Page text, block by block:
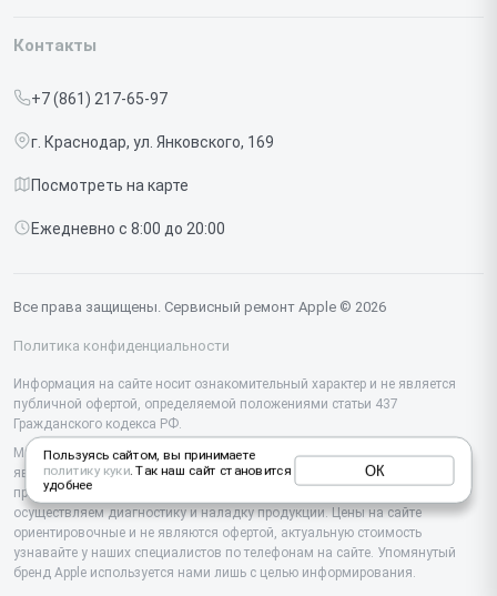
Срочный ремонт
Доставка и способы оплаты
Диагностика
Контакты
Iphone
Studio Display
Vision Pro
Контакты
+7 (861) 217-65-97
г. Краснодар, ул. Янковского, 169
Посмотреть на карте
Ежедневно с 8:00 до 20:00
Все права защищены. Сервисный ремонт Apple © 2026
Политика конфиденциальности
Информация на сайте носит ознакомительный характер и не является
публичной офертой, определяемой положениями статьи 437
Гражданского кодекса РФ.
Мы специализируемся на обслуживании и ремонте техники Apple, но не
являемся их официальным представителем. Предоставляем
профессиональные услуги после истечения гарантии, а также
осуществляем диагностику и наладку продукции. Цены на сайте
ориентировочные и не являются офертой, актуальную стоимость
узнавайте у наших специалистов по телефонам на сайте. Упомянутый
бренд Apple используется нами лишь с целью информирования.
Пользуясь сайтом, вы принимаете
политику куки. Так наш сайт становится
удобнее
ОК